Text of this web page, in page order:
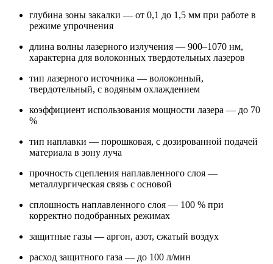
глубина зоны закалки — от 0,1 до 1,5 мм при работе в
режиме упрочнения
длина волны лазерного излучения — 900–1070 нм,
характерна для волоконных твердотельных лазеров
тип лазерного источника — волоконный,
твердотельный, с водяным охлаждением
коэффициент использования мощности лазера — до 70
%
тип наплавки — порошковая, с дозированной подачей
материала в зону луча
прочность сцепления наплавленного слоя —
металлургическая связь с основой
сплошность наплавленного слоя — 100 % при
корректно подобранных режимах
защитные газы — аргон, азот, сжатый воздух
расход защитного газа — до 100 л/мин